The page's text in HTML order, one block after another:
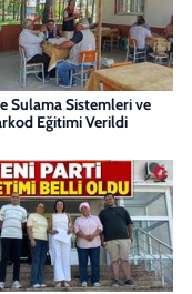
Sulama Sistemleri ve
Eğitimi Verildi